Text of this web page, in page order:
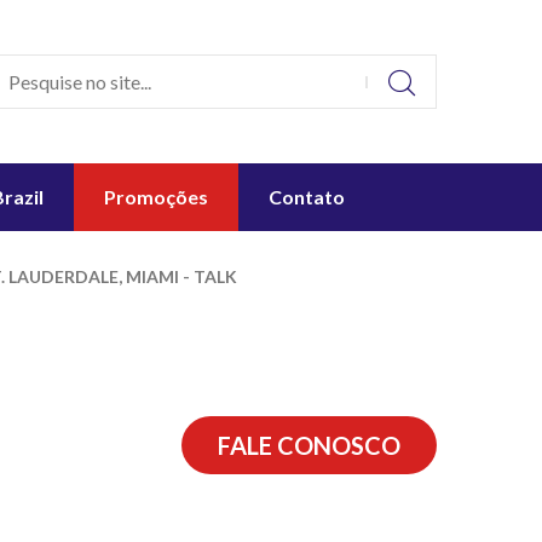
Promoções Contato
LAUDERDALE, MIAMI - TALK
FALE CONOSCO